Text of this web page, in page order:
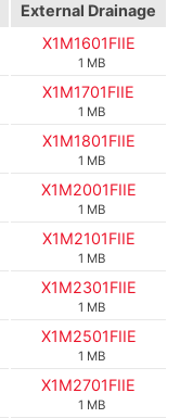
External Drainage
X1M1601FIIE
1 MB
X1M1701FIIE
1 MB
X1M1801FIIE
1 MB
X1M2001FIIE
1 MB
X1M2101FIIE
1 MB
X1M2301FIIE
1 MB
X1M2501FIIE
1 MB
X1M2701FIIE
1 MB